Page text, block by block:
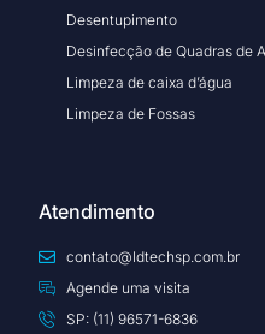
Desentupimento
Desinfecção de Quadras de
Limpeza de caixa d’água
Limpeza de Fossas
Atendimento
contato@ldtechsp.com.br
Agende uma visita
SP: (11) 96571-6836